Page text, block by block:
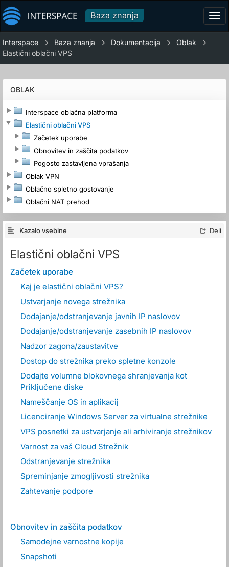
Baza znanja
Interspace Baza znanja Dokumentacija
Oblak
Elastični oblačni VPS
OBLAK
Interspace oblačna platforma
Elastični oblačni VPS
Začetek uporabe
Obnovitev in zaščita podatkov
Pogosto zastavljena vprašanja
Oblak VPN
Oblačno spletno gostovanje
Oblačni NAT prehod
Kazalo vsebine Deli
Elastični oblačni VPS
Začetek uporabe
Kaj je elastični oblačni VPS?
Ustvarjanje novega strežnika
Dodajanje/odstranjevanje javnih IP naslovov
Dodajanje/odstranjevanje zasebnih IP naslovov
Nadzor zagona/zaustavitve
Dostop do strežnika preko spletne konzole
Dodajte volumne blokovnega shranjevanja kot
Priključene diske
Nameščanje OS in aplikacij
Licenciranje Windows Server za virtualne strežnike
VPS posnetki za ustvarjanje ali arhiviranje strežnikov
Varnost za vaš Cloud Strežnik
Odstranjevanje strežnika
Spreminjanje zmogljivosti strežnika
Zahtevanje podpore
Obnovitev in zaščita podatkov
Samodejne varnostne kopije
Snapshoti